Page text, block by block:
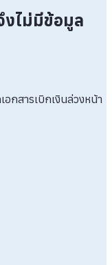
งไม่มีข้อมูล
กสารเบิกเงินล่วงหน้า